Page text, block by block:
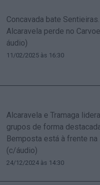
Concavada bate Sentieiras.
Alcaravela perde no
áudio)
11/02/2025 às 16:30
Alcaravela e Tramaga
grupos de forma
Bemposta está à frente na
(c/áudio)
24/12/2024 às 14:30